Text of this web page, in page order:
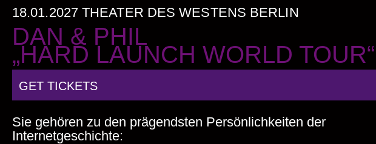
18.01.2027 THEATER DES WESTENS BERLIN
DAN & PHIL
„HARD LAUNCH WORLD TOUR“
GET TICKETS
Sie gehören zu den prägendsten Persönlichkeiten der
Internetgeschichte: